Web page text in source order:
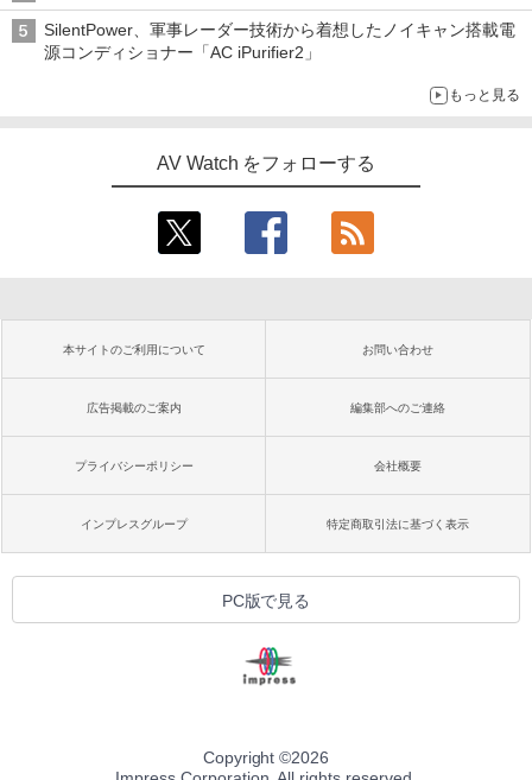
SilentPower、軍事レーダー技術から着想したノイキャン搭載電
源コンディショナー「AC iPurifier2」
もっと見る
AV Watch をフォローする
本サイトのご利用について お問い合わせ
広告掲載のご案内 編集部へのご連絡
プライバシーポリシー 会社概要
インプレスグループ 特定商取引法に基づく表示
PC版で見る
Copyright ©2026